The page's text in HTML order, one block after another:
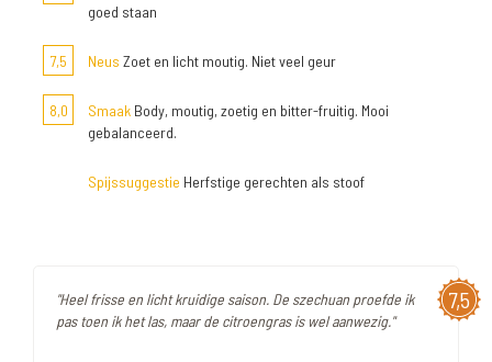
goed staan
7,5 Neus Zoet en licht moutig. Niet veel geur
8,0 Smaak Body, moutig, zoetig en bitter-fruitig. Mooi
gebalanceerd.
Spijssuggestie Herfstige gerechten als stoof
7,5
"Heel frisse en licht kruidige saison. De szechuan proefde ik
pas toen ik het las, maar de citroengras is wel aanwezig."